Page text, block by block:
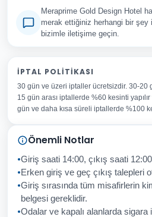
Meraprime Gold Design Hotel
merak ettiğiniz herhangi bir şey
bizimle iletişime geçin.
Adınız Soyadınız
E-posta Adresiniz
Konu
Sorunuz
İPTAL POLITIKASI
30 gün ve üzeri iptaller ücretsizdir. 30-20
15 gün arası iptallerde %60 kesinti
gün ve daha kısa süreli iptallerde %100
Önemli Notlar
Giriş saati 14:00, çıkış saati
Erken giriş ve geç çıkış talepleri
Giriş sırasında tüm misafirlerin
belgesi gereklidir.
Odalar ve kapalı alanlarda sigara